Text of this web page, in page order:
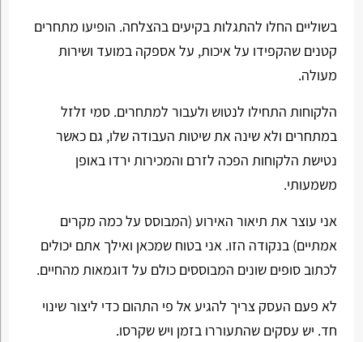
בשוליים החלו להתגלות בקיעים בהצלחה. הופיעו מתחרים
קטנים שהקפידו על איכות, על אספקה במועד ושירות
מעולה.
הלקוחות התחילו לנטוש ולעבור למתחרים. סמי זלזל
במתחרים ולא שינה את שיטות העבודה שלו, גם כאשר
נטישת הלקוחות הפכה לזרם והמכירות ירדו באופן
משמעותי.
אני עוצר את תיאור האירוע (המבוסס על כמה מקרים
אמתיים) בנקודה הזו. אני בטוח שמכאן ואילך אתם יכולים
לכתוב סופים שונים המבוססים כולם על דוגמאות מהחיים.
לא פעם העסק צריך להגיע אל פי התהום כדי ליצור שינוי
חד. יש עסקים שהתעוררו בזמן ויש שקרסו.